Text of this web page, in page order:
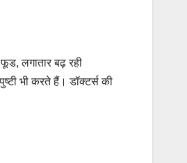
लगातार बढ़ रही
भी करते हैं। डॉक्टर्स की